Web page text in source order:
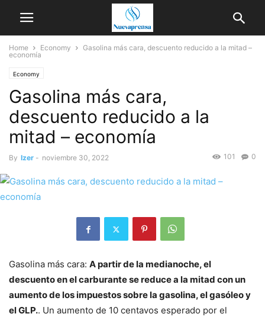
Home Economy
Gasolina más cara, descuento reducido a la mitad –
economía
Economy
Gasolina más cara,
descuento reducido a la
mitad – economía
By Izer - noviembre 30, 2022 0
101
Gasolina más cara: A partir de la medianoche, el
descuento en el carburante se reduce a la mitad con un
aumento de los impuestos sobre la gasolina, el gasóleo y
el GLP.. Un aumento de 10 centavos esperado por el